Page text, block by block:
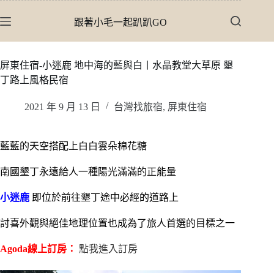
至
內
容
跟著小毛一起趴趴GO
屏東住宿-小迷鹿 地中海的藍與白丨水晶教堂大草原 墾
丁路上風格民宿
2021 年 9 月 13 日 台灣找旅宿, 屏東住宿
藍藍的天空搭配上白白雲朵棉花糖
南國墾丁永遠給人一種陽光滿滿的正能量
小迷鹿 即位於前往墾丁途中必經的道路上
討喜外觀與絕佳地理位置也成為了旅人首選的目標之一
Agoda線上訂房： 點我進入訂房